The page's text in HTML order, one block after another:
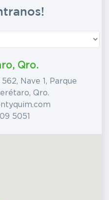
Qro.
Nave 1, Parque
Qro.
5051